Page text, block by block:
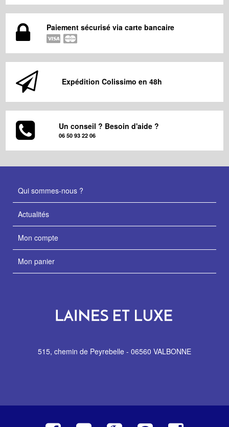
Paiement sécurisé via carte bancaire
Expédition Colissimo en 48h
Un conseil ? Besoin d'aide ?
06 50 93 22 06
Qui sommes-nous ?
Actualités
Mon compte
Mon panier
515, chemin de Peyrebelle - 06560 VALBONNE